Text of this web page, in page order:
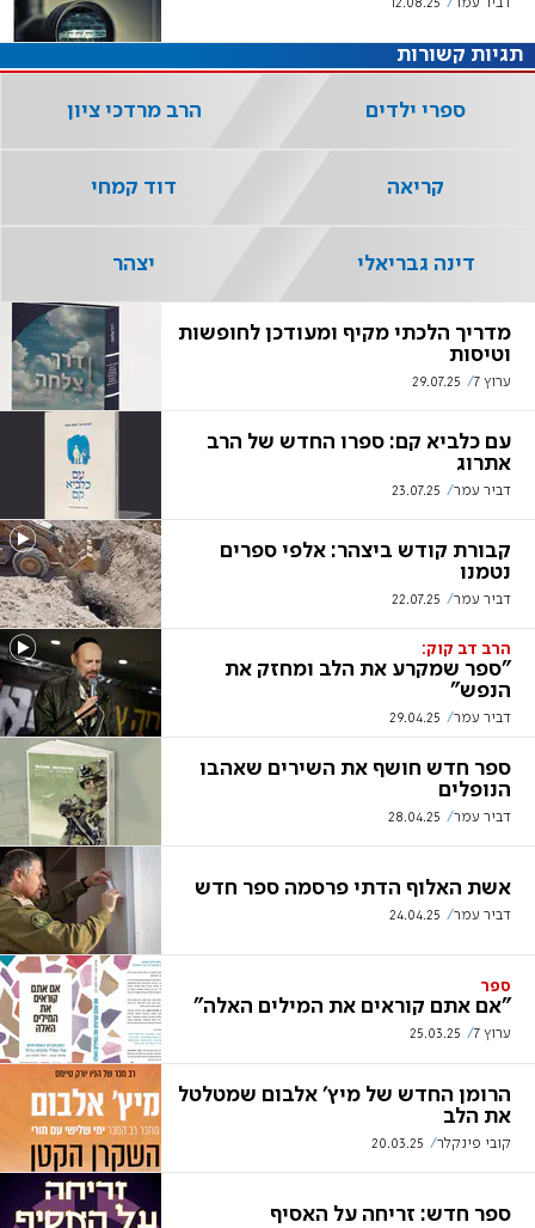
מדריך הלכתי מקיף ומעודכן לחופשות
וטיסות
ערוץ 7 29.07.25
עם כלביא קם: ספרו החדש של הרב
אתרוג
דביר עמר 23.07.25
קבורת קודש ביצהר: אלפי ספרים
נטמנו
דביר עמר 22.07.25
הרב דב קוק:
"ספר שמקרע את הלב ומחזק את
הנפש"
דביר עמר 29.04.25
ספר חדש חושף את השירים שאהבו
הנופלים
דביר עמר 28.04.25
אשת האלוף הדתי פרסמה ספר חדש
דביר עמר 24.04.25
ספר
"אם אתם קוראים את המילים האלה"
ערוץ 7 25.03.25
הרומן החדש של מיץ' אלבום שמטלטל
את הלב
קובי פינקלר 20.03.25
ספר חדש: זריחה על האסיף
תגיות קשורות
ספרי ילדים הרב מרדכי ציון
קריאה דוד קמחי
דינה גבריאלי יצהר